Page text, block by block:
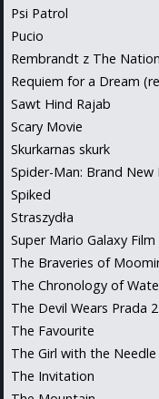
Psi Patrol
Pucio
Rembrandt z The
Requiem for a Dream
Sawt Hind Rajab
Scary Movie
Skurkarnas skurk
Spider-Man: Brand New
Spiked
Straszydła
Super Mario Galaxy Film
The Braveries of
The Chronology of
The Devil Wears Prada 2
The Favourite
The Girl with the Needle
The Invitation